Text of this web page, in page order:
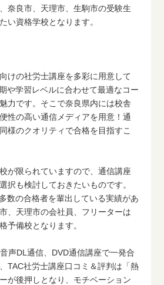
奈良市、天理市、生駒市の受験生
い資格学校となります。
けの社労士講座を多彩に用意して
や学習レベルに合わせて最適なコー
力です。そこで奈良県内には校舎
性の高い通信メディアを用意！通
様のクオリティで合格を目指すこ
が限られていますので、通信講座
択も検討しておきたいものです。
数の合格者を輩出している実績があ
、天理市の会社員、フリーターは
予備校となります。
声DL通信、DVD通信講座で一発合
TAC社労士講座口コミ＆評判は「熱
が後押しとなり、モチベーション